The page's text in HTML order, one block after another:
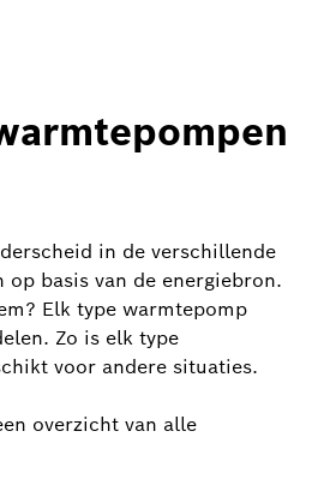
in de verschillende
basis van de energiebron.
Elk type warmtepomp
Zo is elk type
voor andere situaties.
overzicht van alle